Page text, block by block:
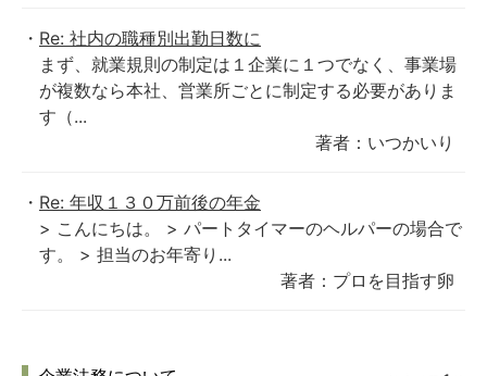
Re: 社内の職種別出勤日数に
まず、就業規則の制定は１企業に１つでなく、事業場
が複数なら本社、営業所ごとに制定する必要がありま
す（...
著者：いつかいり
Re: 年収１３０万前後の年金
> こんにちは。 > パートタイマーのヘルパーの場合で
す。 > 担当のお年寄り...
著者：プロを目指す卵